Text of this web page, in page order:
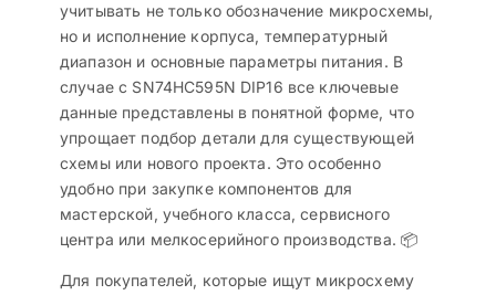
учитывать не только обозначение микросхемы,
но и исполнение корпуса, температурный
диапазон и основные параметры питания. В
случае с SN74HC595N DIP16 все ключевые
данные представлены в понятной форме, что
упрощает подбор детали для существующей
схемы или нового проекта. Это особенно
удобно при закупке компонентов для
мастерской, учебного класса, сервисного
центра или мелкосерийного производства. 📦
Для покупателей, которые ищут микросхему